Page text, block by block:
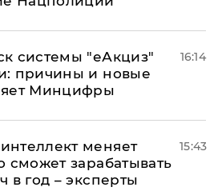
системы "еАкциз"
причины и новые
Минцифры
16:14
меняет
сможет зарабатывать
в год – эксперты
15:43